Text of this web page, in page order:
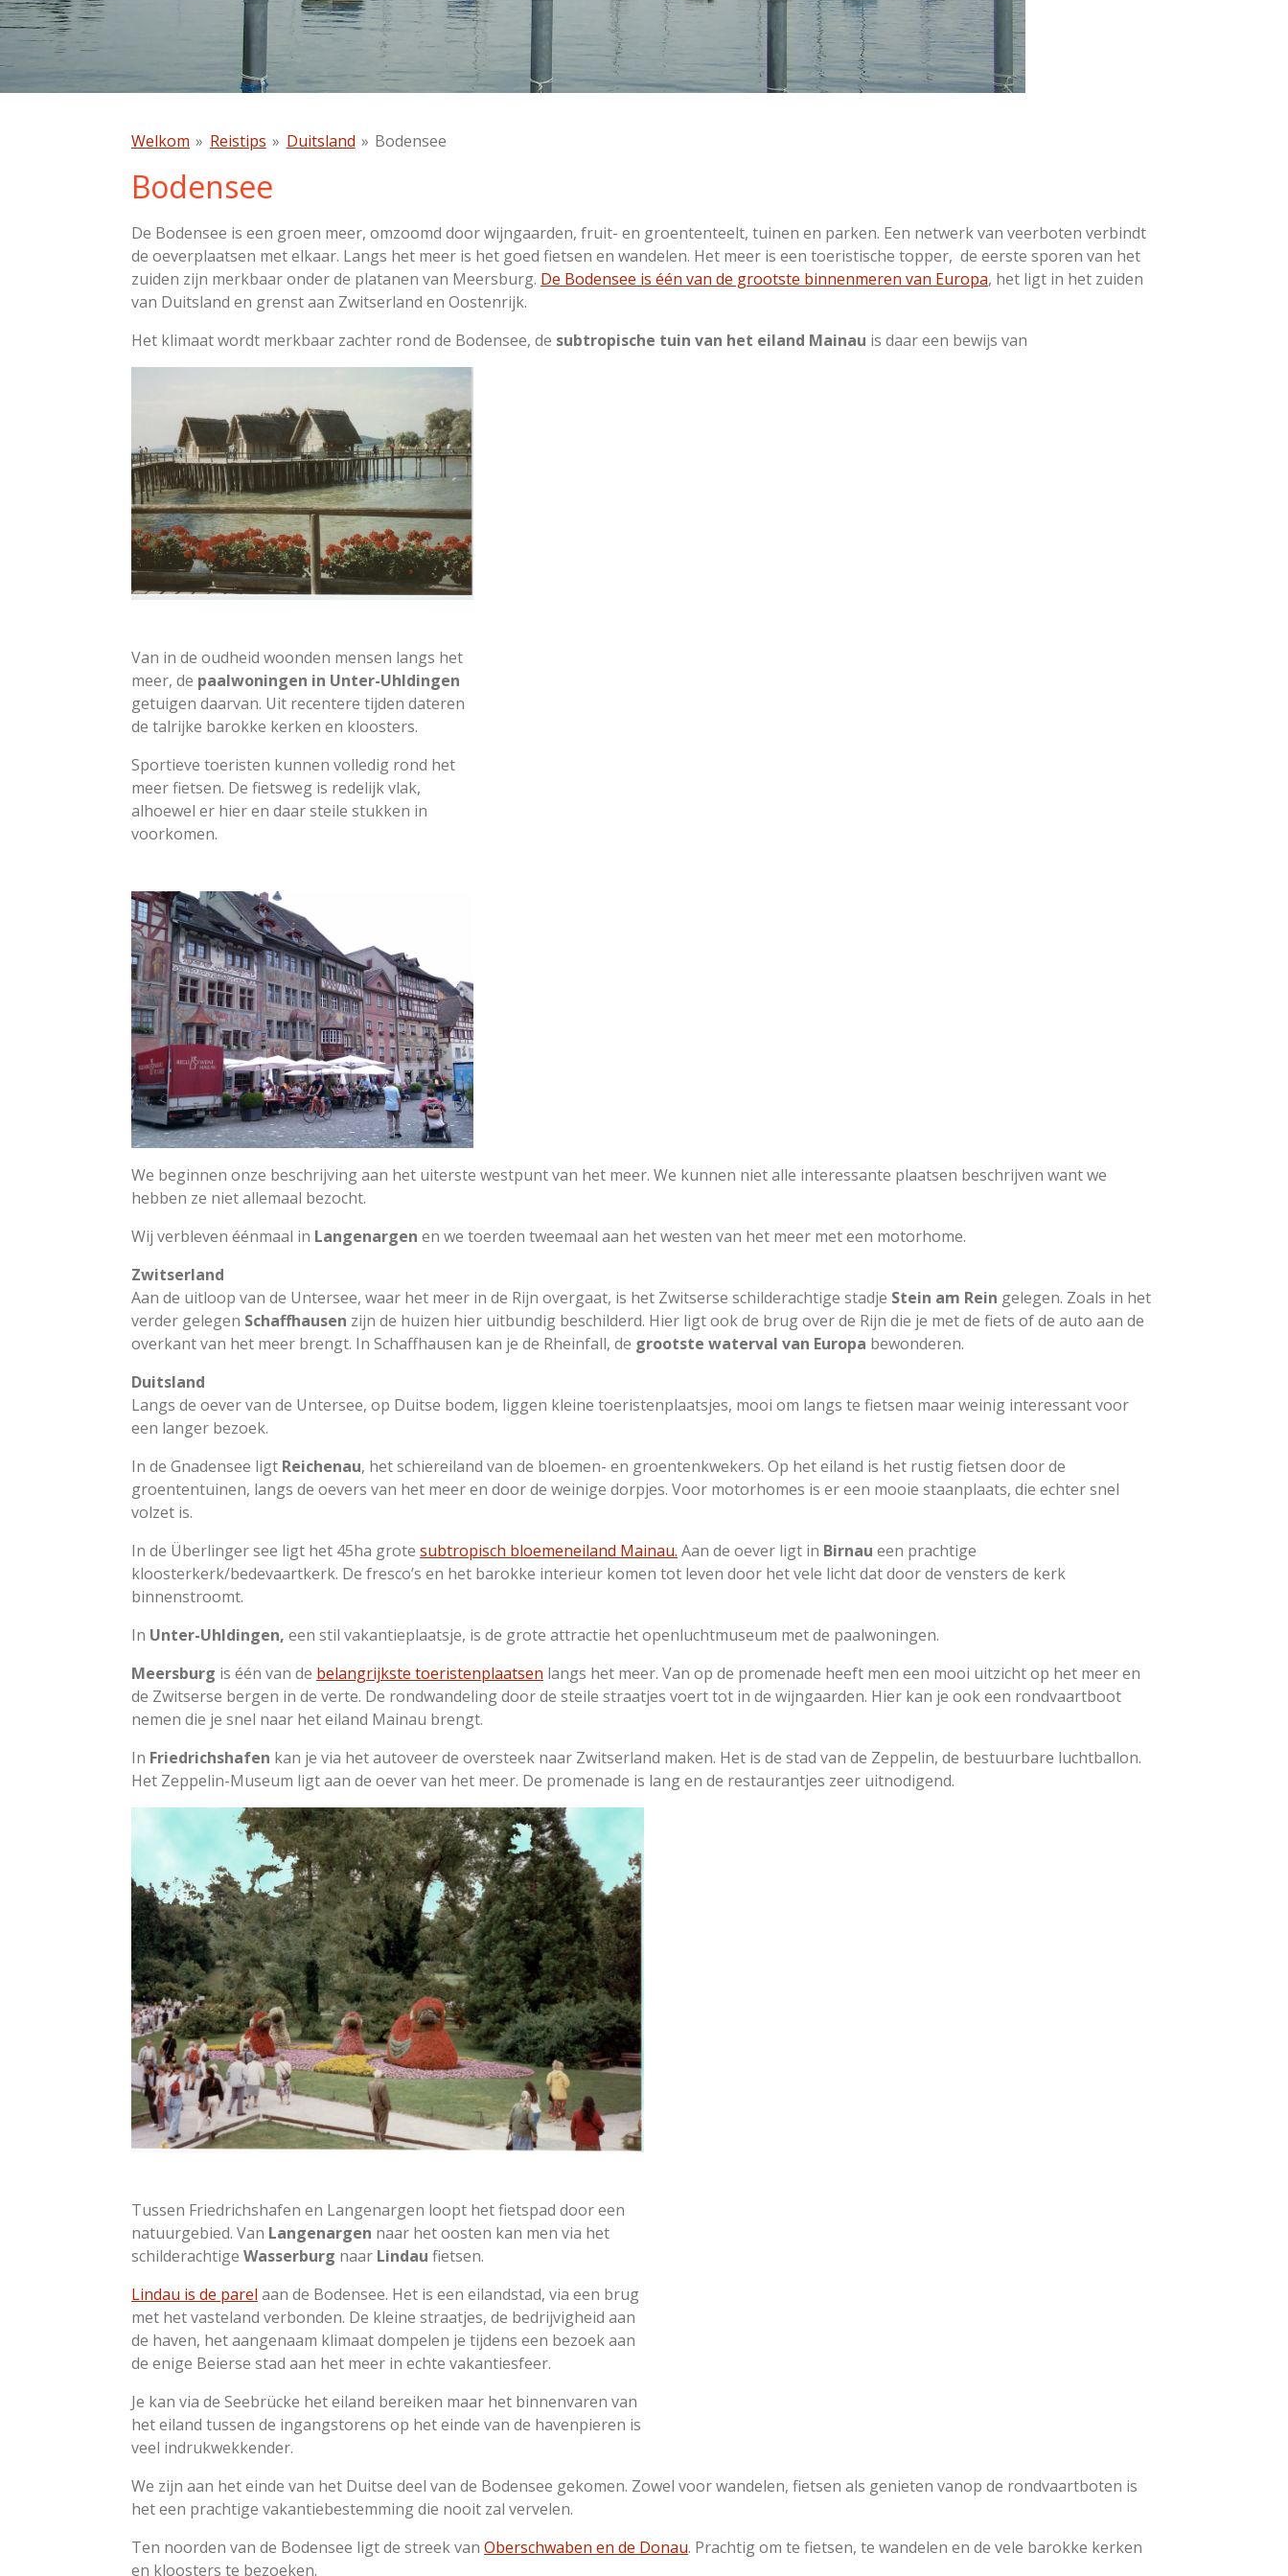
Welkom » Reistips » Duitsland » Bodensee
Bodensee
De Bodensee is een groen meer, omzoomd door wijngaarden, fruit- en groententeelt, tuinen en parken. Een netwerk van veerboten verbindt
de oeverplaatsen met elkaar. Langs het meer is het goed fietsen en wandelen. Het meer is een toeristische topper, de eerste sporen van het
zuiden zijn merkbaar onder de platanen van Meersburg. De Bodensee is één van de grootste binnenmeren van Europa, het ligt in het zuiden
van Duitsland en grenst aan Zwitserland en Oostenrijk.
Het klimaat wordt merkbaar zachter rond de Bodensee, de subtropische tuin van het eiland Mainau is daar een bewijs van
Van in de oudheid woonden mensen langs het
meer, de paalwoningen in Unter-Uhldingen
getuigen daarvan. Uit recentere tijden dateren
de talrijke barokke kerken en kloosters.
Sportieve toeristen kunnen volledig rond het
meer fietsen. De fietsweg is redelijk vlak,
alhoewel er hier en daar steile stukken in
voorkomen.
We beginnen onze beschrijving aan het uiterste westpunt van het meer. We kunnen niet alle interessante plaatsen beschrijven want we
hebben ze niet allemaal bezocht.
Wij verbleven éénmaal in Langenargen en we toerden tweemaal aan het westen van het meer met een motorhome.
Zwitserland
Aan de uitloop van de Untersee, waar het meer in de Rijn overgaat, is het Zwitserse schilderachtige stadje Stein am Rein gelegen. Zoals in het
verder gelegen Schaffhausen zijn de huizen hier uitbundig beschilderd. Hier ligt ook de brug over de Rijn die je met de fiets of de auto aan de
overkant van het meer brengt. In Schaffhausen kan je de Rheinfall, de grootste waterval van Europa bewonderen.
Duitsland
Langs de oever van de Untersee, op Duitse bodem, liggen kleine toeristenplaatsjes, mooi om langs te fietsen maar weinig interessant voor
een langer bezoek.
In de Gnadensee ligt Reichenau, het schiereiland van de bloemen- en groentenkwekers. Op het eiland is het rustig fietsen door de
groententuinen, langs de oevers van het meer en door de weinige dorpjes. Voor motorhomes is er een mooie staanplaats, die echter snel
volzet is.
In de Überlinger see ligt het 45ha grote subtropisch bloemeneiland Mainau. Aan de oever ligt in Birnau een prachtige
kloosterkerk/bedevaartkerk. De fresco’s en het barokke interieur komen tot leven door het vele licht dat door de vensters de kerk
binnenstroomt.
In Unter-Uhldingen, een stil vakantieplaatsje, is de grote attractie het openluchtmuseum met de paalwoningen.
Meersburg is één van de belangrijkste toeristenplaatsen langs het meer. Van op de promenade heeft men een mooi uitzicht op het meer en
de Zwitserse bergen in de verte. De rondwandeling door de steile straatjes voert tot in de wijngaarden. Hier kan je ook een rondvaartboot
nemen die je snel naar het eiland Mainau brengt.
In Friedrichshafen kan je via het autoveer de oversteek naar Zwitserland maken. Het is de stad van de Zeppelin, de bestuurbare luchtballon.
Het Zeppelin-Museum ligt aan de oever van het meer. De promenade is lang en de restaurantjes zeer uitnodigend.
Tussen Friedrichshafen en Langenargen loopt het fietspad door een
natuurgebied. Van Langenargen naar het oosten kan men via het
schilderachtige Wasserburg naar Lindau fietsen.
Lindau is de parel aan de Bodensee. Het is een eilandstad, via een brug
met het vasteland verbonden. De kleine straatjes, de bedrijvigheid aan
de haven, het aangenaam klimaat dompelen je tijdens een bezoek aan
de enige Beierse stad aan het meer in echte vakantiesfeer.
Je kan via de Seebrücke het eiland bereiken maar het binnenvaren van
het eiland tussen de ingangstorens op het einde van de havenpieren is
veel indrukwekkender.
We zijn aan het einde van het Duitse deel van de Bodensee gekomen. Zowel voor wandelen, fietsen als genieten vanop de rondvaartboten is
het een prachtige vakantiebestemming die nooit zal vervelen.
Ten noorden van de Bodensee ligt de streek van Oberschwaben en de Donau. Prachtig om te fietsen, te wandelen en de vele barokke kerken
en kloosters te bezoeken.